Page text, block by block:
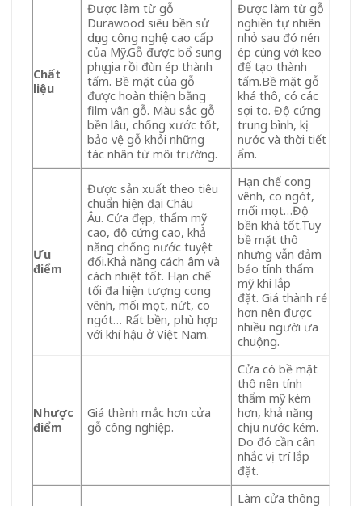
Chất
liệu
Được làm từ gỗ
Durawood siêu bền sử
dụng công nghệ cao cấp
của Mỹ.Gỗ được bổ sung
phụ gia rồi đùn ép thành
tấm. Bề mặt của gỗ
được hoàn thiện bằng
film vân gỗ. Màu sắc gỗ
bền lâu, chống xước tốt,
bảo vệ gỗ khỏi những
tác nhân từ môi trường.
Được làm từ gỗ
nghiền tự nhiên
nhỏ sau đó nén
ép cùng với keo
để tạo thành
tấm.Bề mặt gỗ
khá thô, có các
sợi to. Độ cứng
trung bình, kị
nước và thời tiết
ẩm.
Ưu
điểm
Được sản xuất theo tiêu
chuẩn hiện đại Châu
Âu. Cửa đẹp, thẩm mỹ
cao, độ cứng cao, khả
năng chống nước tuyệt
đối.Khả năng cách âm và
cách nhiệt tốt. Hạn chế
tối đa hiện tượng cong
vênh, mối mọt, nứt, co
ngót… Rất bền, phù hợp
với khí hậu ở Việt Nam.
Hạn chế cong
vênh, co ngót,
mối mọt…Độ
bền khá tốt.Tuy
bề mặt thô
nhưng vẫn đảm
bảo tính thẩm
mỹ khi lắp
đặt. Giá thành rẻ
hơn nên được
nhiều người ưa
chuộng.
Nhược
điểm
Giá thành mắc hơn cửa
gỗ công nghiệp.
Cửa có bề mặt
thô nên tính
thẩm mỹ kém
hơn, khả năng
chịu nước kém.
Do đó cần cân
nhắc vị trí lắp
đặt.
Làm cửa thông